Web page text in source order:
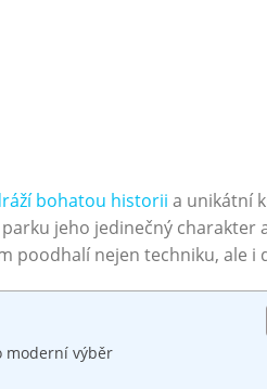
bohatou historii a unikátní
jeho jedinečný⁣ charakter
poodhalí nejen techniku, ​ale‌ i
moderní výběr